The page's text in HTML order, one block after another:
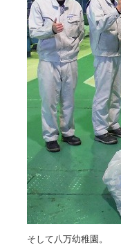
そして八万幼稚園。